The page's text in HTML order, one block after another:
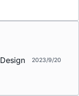
2023/9/20